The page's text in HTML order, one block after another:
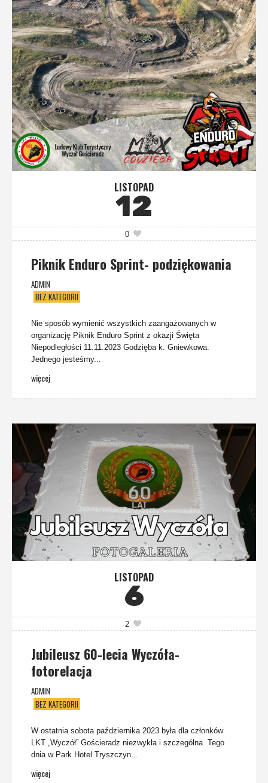
LISTOPAD
12
0
Piknik Enduro Sprint- podziękowania
ADMIN
BEZ KATEGORII
Nie sposób wymienić wszystkich zaangażowanych w
organizację Piknik Enduro Sprint z okazji Święta
Niepodległości 11.11.2023 Godzięba k. Gniewkowa.
Jednego jesteśmy...
więcej
LISTOPAD
6
2
Jubileusz 60-lecia Wyczóła-
fotorelacja
ADMIN
BEZ KATEGORII
W ostatnia sobota października 2023 była dla członków
LKT „Wyczół” Gościeradz niezwykła i szczególna. Tego
dnia w Park Hotel Tryszczyn...
więcej